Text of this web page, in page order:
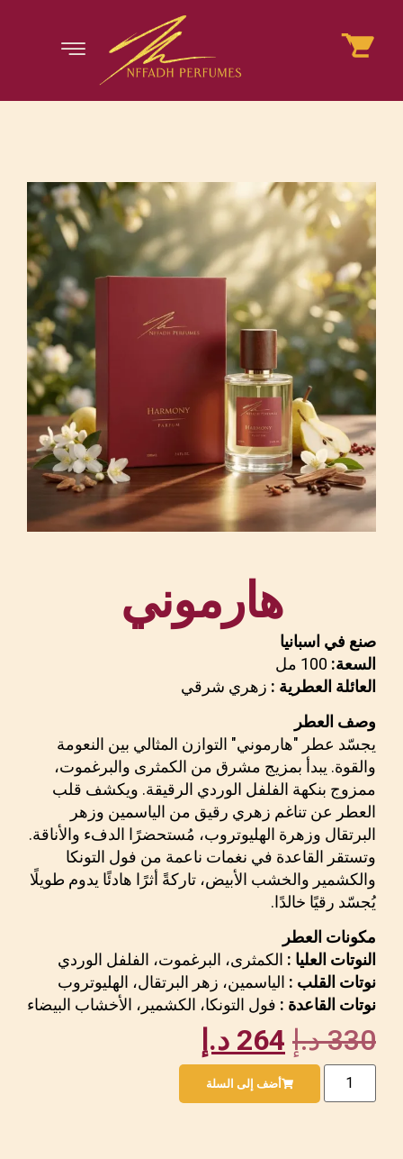
هارموني
صنع في اسبانيا
السعة:
العائلة العطرية : زهري شرقي
وصف العطر
يجسّد عطر "هارموني" التوازن المثالي بين النعومة
والقوة. يبدأ بمزيج مشرق من الكمثرى والبرغموت،
ممزوج بنكهة الفلفل الوردي الرقيقة. ويكشف قلب
العطر عن تناغم زهري رقيق من الياسمين وزهر
البرتقال وزهرة الهليوتروب، مُستحضرًا الدفء والأناقة.
وتستقر القاعدة في نغمات ناعمة من فول التونكا
والكشمير والخشب الأبيض، تاركةً أثرًا هادئًا يدوم طويلًا
يُجسّد رقيًا خالدًا.
مكونات العطر
النوتات العليا : الكمثرى، البرغموت، الفلفل الوردي
نوتات القلب : الياسمين، زهر البرتقال، الهليوتروب
نوتات القاعدة : فول التونكا، الكشمير، الأخشاب البيضاء
330 د.إ 264 د.إ
أضف إلى السلة